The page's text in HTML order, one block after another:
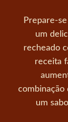
Prepare-
um
recheado
receita
combinação
um